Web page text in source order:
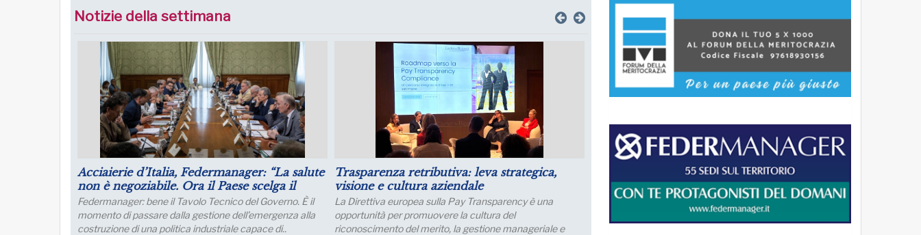
Notizie della settimana
Puntare su infrastrutture e manager per il
futuro dell’industria del nord Italia
Lo sviluppo di quest’area è fondamentale per un
collegamento con l’Europa
Luglio: migliorano le aspettative sulla
produzione
Le aspettative delle grandi imprese industriali migliorano
a luglio, con un aumento della quota di imprese che
prevede una crescita della produzione; nei..